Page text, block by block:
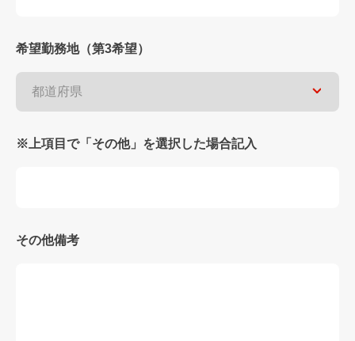
希望勤務地（第3希望）
※上項目で「その他」を選択した場合記入
その他備考